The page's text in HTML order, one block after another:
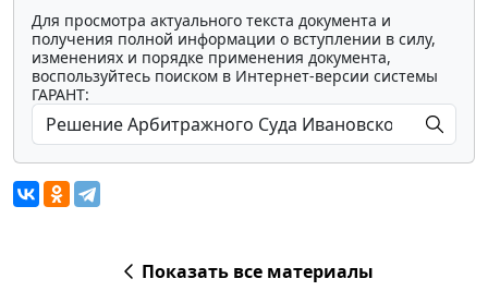
Для просмотра актуального текста документа и
получения полной информации о вступлении в силу,
изменениях и порядке применения документа,
воспользуйтесь поиском в Интернет-версии системы
ГАРАНТ:
Показать все материалы